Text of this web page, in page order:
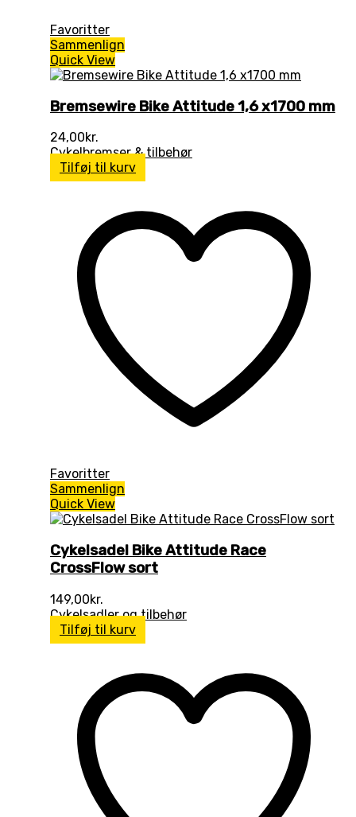
Favoritter
Sammenlign
Quick View
Bremsewire Bike Attitude 1,6 x1700 mm
24,00kr.
Cykelbremser & tilbehør
Tilføj til kurv
Favoritter
Sammenlign
Quick View
Cykelsadel Bike Attitude Race
CrossFlow sort
149,00kr.
Cykelsadler og tilbehør
Tilføj til kurv